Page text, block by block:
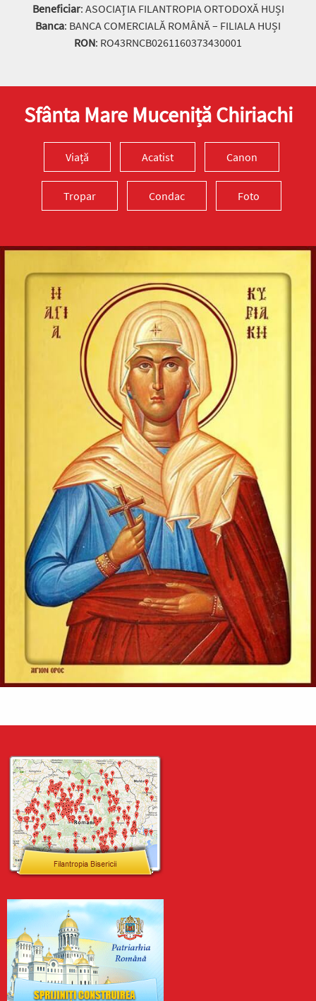
Beneficiar: ASOCIAȚIA FILANTROPIA ORTODOXĂ HUȘI
Banca: BANCA COMERCIALĂ ROMÂNĂ – FILIALA HUȘI
RON: RO43RNCB0261160373430001
Sfânta Mare Muceniță Chiriachi
Viață Acatist Canon
Tropar Condac Foto